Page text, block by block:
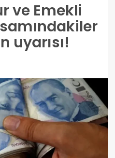
ve Emekli
uyarısı!